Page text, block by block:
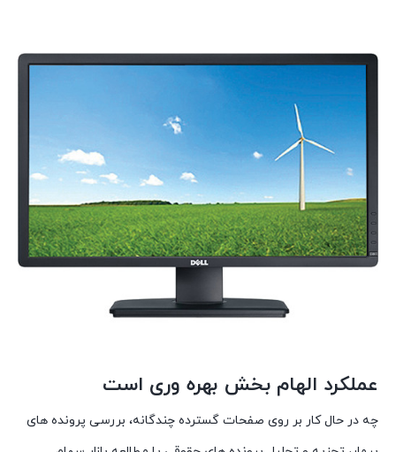
عملکرد الهام بخش بهره وری است
چه در حال کار بر روی صفحات گسترده چندگانه، بررسی پرونده های